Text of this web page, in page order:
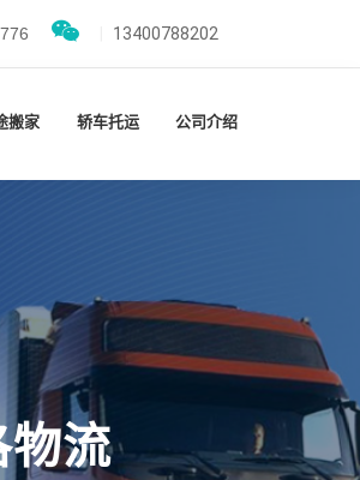
13400788202
搬家 轿车托运 公司介绍
物流